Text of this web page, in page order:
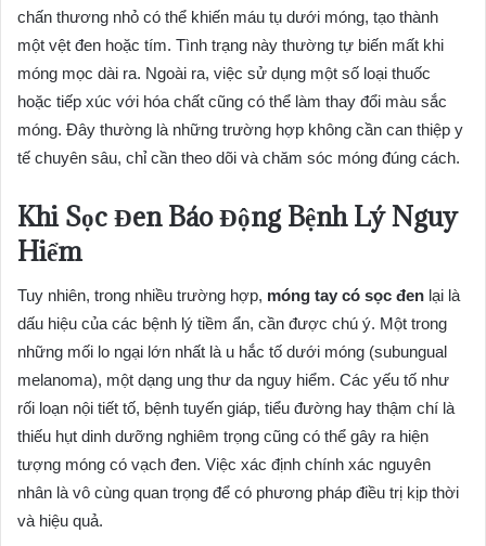
chấn thương nhỏ có thể khiến máu tụ dưới móng, tạo thành
một vệt đen hoặc tím. Tình trạng này thường tự biến mất khi
móng mọc dài ra. Ngoài ra, việc sử dụng một số loại thuốc
hoặc tiếp xúc với hóa chất cũng có thể làm thay đổi màu sắc
móng. Đây thường là những trường hợp không cần can thiệp y
tế chuyên sâu, chỉ cần theo dõi và chăm sóc móng đúng cách.
Khi Sọc Đen Báo Động Bệnh Lý Nguy
Hiểm
Tuy nhiên, trong nhiều trường hợp, móng tay có sọc đen lại là
dấu hiệu của các bệnh lý tiềm ẩn, cần được chú ý. Một trong
những mối lo ngại lớn nhất là u hắc tố dưới móng (subungual
melanoma), một dạng ung thư da nguy hiểm. Các yếu tố như
rối loạn nội tiết tố, bệnh tuyến giáp, tiểu đường hay thậm chí là
thiếu hụt dinh dưỡng nghiêm trọng cũng có thể gây ra hiện
tượng móng có vạch đen. Việc xác định chính xác nguyên
nhân là vô cùng quan trọng để có phương pháp điều trị kịp thời
và hiệu quả.